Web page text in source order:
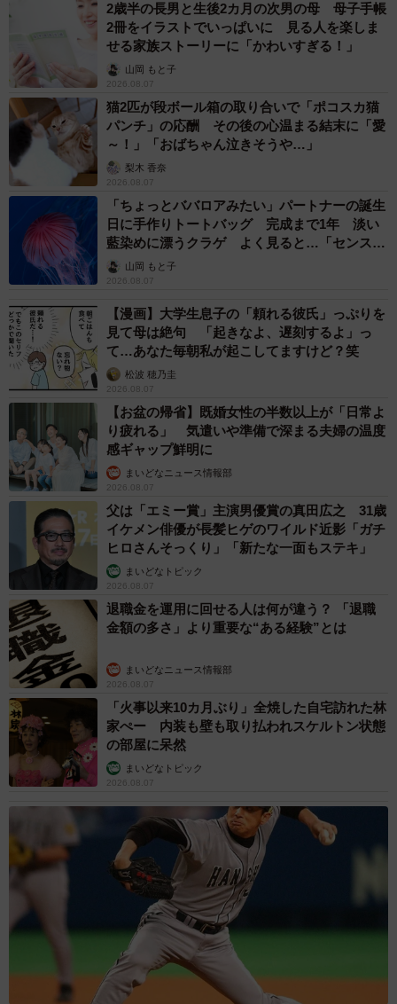
2歳半の長男と生後2カ月の次男の母 母子手帳
2冊をイラストでいっぱいに 見る人を楽しま
せる家族ストーリーに「かわいすぎる！」
山岡 もと子
2026.08.07
猫2匹が段ボール箱の取り合いで「ポコスカ猫
パンチ」の応酬 その後の心温まる結末に「愛
～！」「おばちゃん泣きそうや…」
梨木 香奈
2026.08.07
「ちょっとババロアみたい」パートナーの誕生
日に手作りトートバッグ 完成まで1年 淡い
藍染めに漂うクラゲ よく見ると…「センスす
ごい」山岡 もと子
2026.08.07
【漫画】大学生息子の「頼れる彼氏」っぷりを
見て母は絶句 「起きなよ、遅刻するよ」っ
て…あなた毎朝私が起こしてますけど？笑
松波 穂乃圭
2026.08.07
【お盆の帰省】既婚女性の半数以上が「日常よ
り疲れる」 気遣いや準備で深まる夫婦の温度
感ギャップ鮮明に
まいどなニュース情報部
2026.08.07
父は「エミー賞」主演男優賞の真田広之 31歳
イケメン俳優が長髪ヒゲのワイルド近影「ガチ
ヒロさんそっくり」「新たな一面もステキ」
まいどなトピック
2026.08.07
退職金を運用に回せる人は何が違う？ 「退職
金額の多さ」より重要な“ある経験”とは
まいどなニュース情報部
2026.08.07
「火事以来10カ月ぶり」全焼した自宅訪れた林
家ぺー 内装も壁も取り払われスケルトン状態
の部屋に呆然
まいどなトピック
2026.08.07